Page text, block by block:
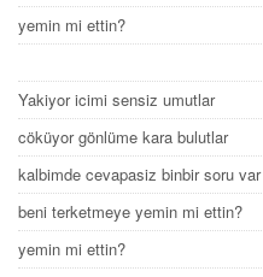
yemin mi ettin?
Yakiyor icimi sensiz umutlar
cöküyor gönlüme kara bulutlar
kalbimde cevapasiz binbir soru var
beni terketmeye yemin mi ettin?
yemin mi ettin?